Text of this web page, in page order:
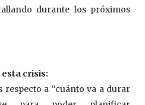
durante los próximos
esta crisis:
respecto a “cuánto va a durar